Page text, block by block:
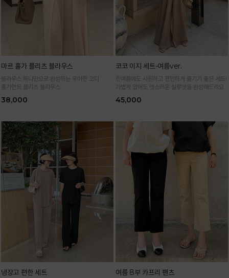
마르 홀가 플리츠 블라우스
블라우스 하나만으로 완성하는 우아한 코디
홀가먼트 플리츠 블라우스
38,000
코코 이지 세트-여름ver.
한여름에도 시원하고 편안하게 즐기기 좋은 세트!
가볍게 입어도 멋스러운 실루엣을 완성해드려요
45,000
냉장고 편한 세트 여름 8부 카프리 팬츠